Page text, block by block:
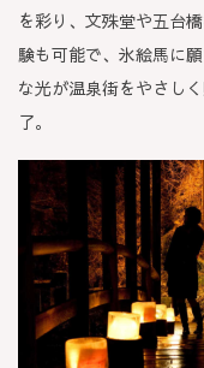
を彩り、文殊堂や五台
験も可能で、氷絵馬に
な光が温泉街をやさし
了。